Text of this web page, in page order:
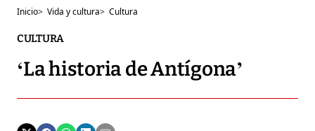
Inicio> Vida y cultura> Cultura
CULTURA
‘La historia de Antígona’